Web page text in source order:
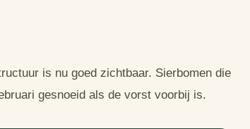
is nu goed zichtbaar. Sierbomen die
gesnoeid als de vorst voorbij is.